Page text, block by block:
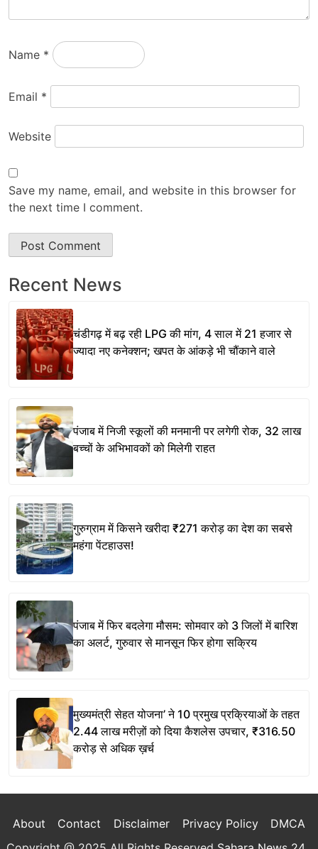
Name *
Email *
Website
Save my name, email, and website in this browser for
the next time I comment.
Recent News
चंडीगढ़ में बढ़ रही LPG की मांग, 4 साल में 21 हजार से
ज्यादा नए कनेक्शन; खपत के आंकड़े भी चौंकाने वाले
पंजाब में निजी स्कूलों की मनमानी पर लगेगी रोक, 32 लाख
बच्चों के अभिभावकों को मिलेगी राहत
गुरुग्राम में किसने खरीदा ₹271 करोड़ का देश का सबसे
महंगा पेंटहाउस!
पंजाब में फिर बदलेगा मौसम: सोमवार को 3 जिलों में बारिश
का अलर्ट, गुरुवार से मानसून फिर होगा सक्रिय
मुख्यमंत्री सेहत योजना’ ने 10 प्रमुख प्रक्रियाओं के तहत
2.44 लाख मरीज़ों को दिया कैशलेस उपचार, ₹316.50
करोड़ से अधिक ख़र्च
About Contact Disclaimer Privacy Policy
DMCA